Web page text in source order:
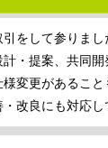
をして参りまし
・提案、共同
変更があるこ
改良にも対応し